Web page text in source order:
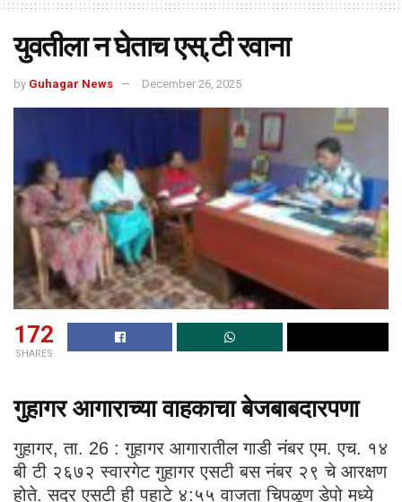
युवतीला न घेताच एस्.टी रवाना
by Guhagar News December 26, 2025
172
SHARES
गुहागर आगाराच्या वाहकाचा बेजबाबदारपणा
गुहागर, ता. 26 : गुहागर आगारातील गाडी नंबर एम. एच. १४
बी टी २६७२ स्वारगेट गुहागर एसटी बस नंबर २९ चे आरक्षण
होते. सदर एसटी ही पहाटे ४:५५ वाजता चिपळूण डेपो मध्ये